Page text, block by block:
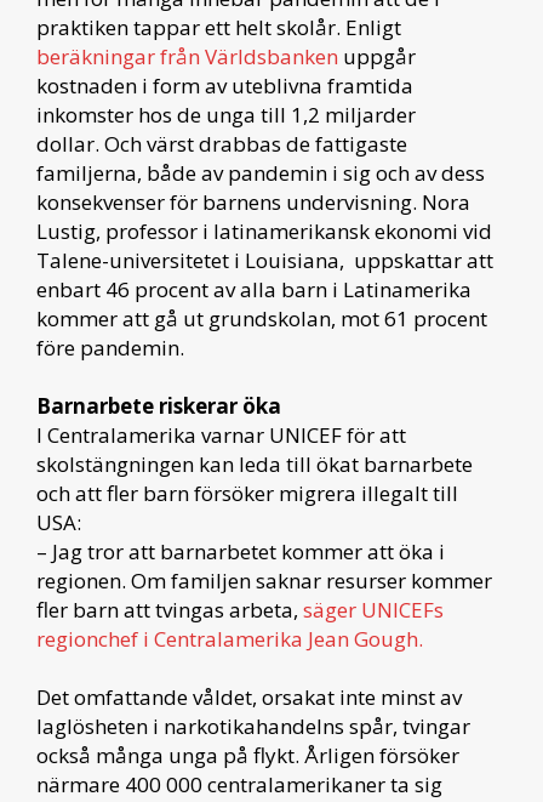
praktiken tappar ett helt skolår. Enligt
beräkningar från Världsbanken uppgår
kostnaden i form av uteblivna framtida
inkomster hos de unga till 1,2 miljarder
dollar. Och värst drabbas de fattigaste
familjerna, både av pandemin i sig och av dess
konsekvenser för barnens undervisning. Nora
Lustig, professor i latinamerikansk ekonomi vid
Talene-universitetet i Louisiana, uppskattar att
enbart 46 procent av alla barn i Latinamerika
kommer att gå ut grundskolan, mot 61 procent
före pandemin.
Barnarbete riskerar öka
I Centralamerika varnar UNICEF för att
skolstängningen kan leda till ökat barnarbete
och att fler barn försöker migrera illegalt till
USA:
– Jag tror att barnarbetet kommer att öka i
regionen. Om familjen saknar resurser kommer
fler barn att tvingas arbeta, säger UNICEFs
regionchef i Centralamerika Jean Gough.
Det omfattande våldet, orsakat inte minst av
laglösheten i narkotikahandelns spår, tvingar
också många unga på flykt. Årligen försöker
närmare 400 000 centralamerikaner ta sig